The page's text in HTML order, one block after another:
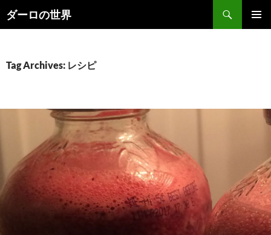
Skip
toダーロの世界
Search
Tag Archives: レシピ